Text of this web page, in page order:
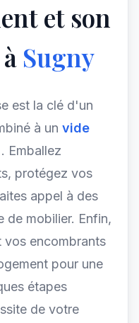
et son
à Sugny
est la clé d'un
à un vide
. Emballez
protégez vos
appel à des
de mobilier. Enfin,
vos encombrants
pour une
étapes
de votre